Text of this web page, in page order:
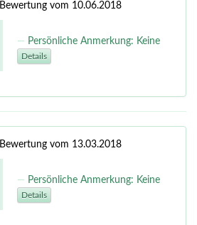
Bewertung vom 10.06.2018
Persönliche Anmerkung: Keine
Details
Bewertung vom 13.03.2018
Persönliche Anmerkung: Keine
Details